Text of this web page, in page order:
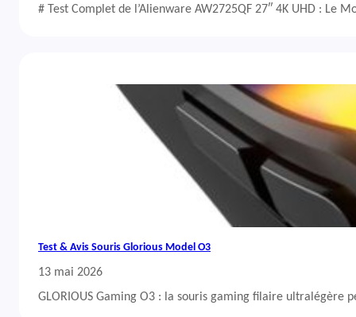
# Test Complet de l’Alienware AW2725QF 27″ 4K UHD : Le
Test & Avis Souris Glorious Model O3
13 mai 2026
GLORIOUS Gaming O3 : la souris gaming filaire ultralégère